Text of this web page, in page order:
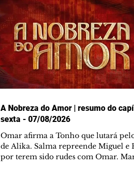
A Nobreza do Amor | resumo do
sexta - 07/08/2026
Omar afirma a Tonho que lutará
de Alika. Salma repreende Miguel e
por terem sido rudes com Omar.